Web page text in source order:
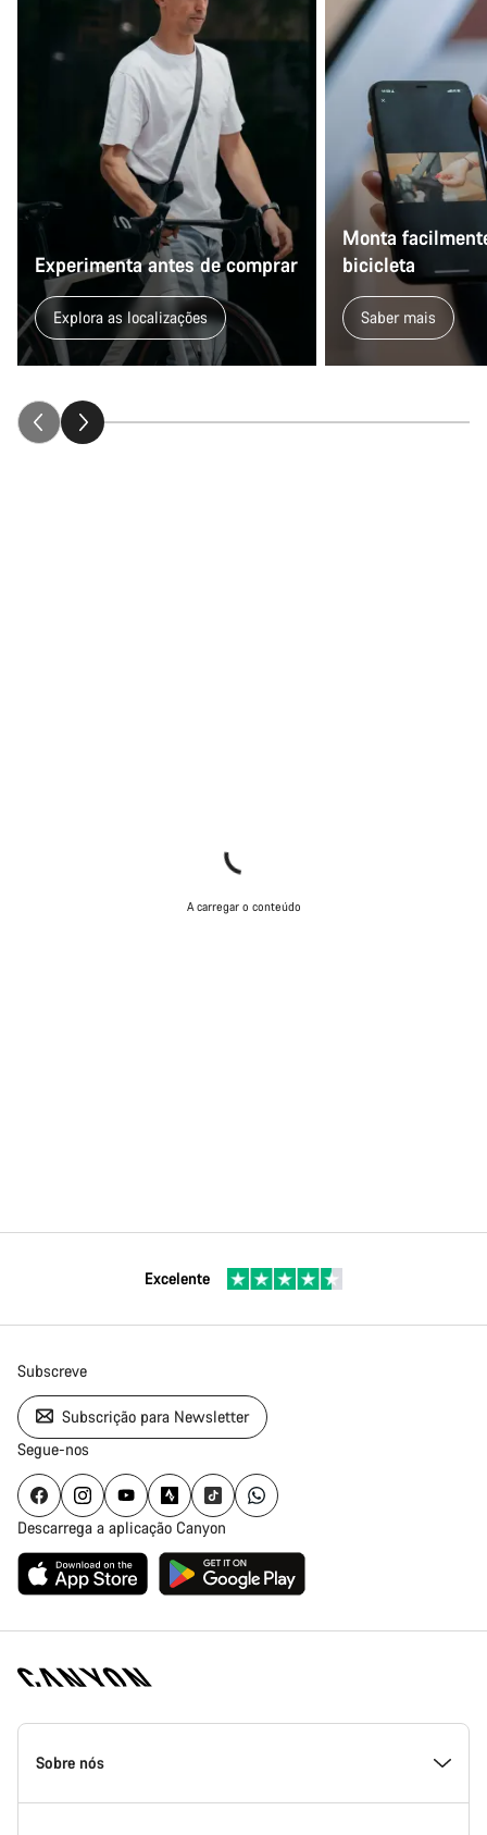
Experimenta antes de comprar
Explora as localizações
Monta
bicicleta
Saber mais
A carregar o conteúdo
Excelente
Subscreve
Subscrição para Newsletter
Segue-nos
Descarrega a aplicação Canyon
Rodapé
inicial
Sobre nós